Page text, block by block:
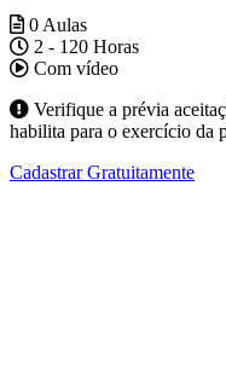
0 Aulas
2 - 120 Horas
Com vídeo
Verifique a prévia
habilita para o exercício da
Cadastrar Gratuitamente